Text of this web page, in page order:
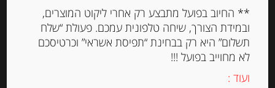
-
** החיוב בפועל מתבצע רק אחרי ליקוט המוצרים,
ובמידת הצורך, שיחה טלפונית עמכם. פעולת “שלח
תשלום” היא רק בבחינת “תפיסת אשראי” וכרטיסכם
לא מחוייב בפועל !!!
ועוד :